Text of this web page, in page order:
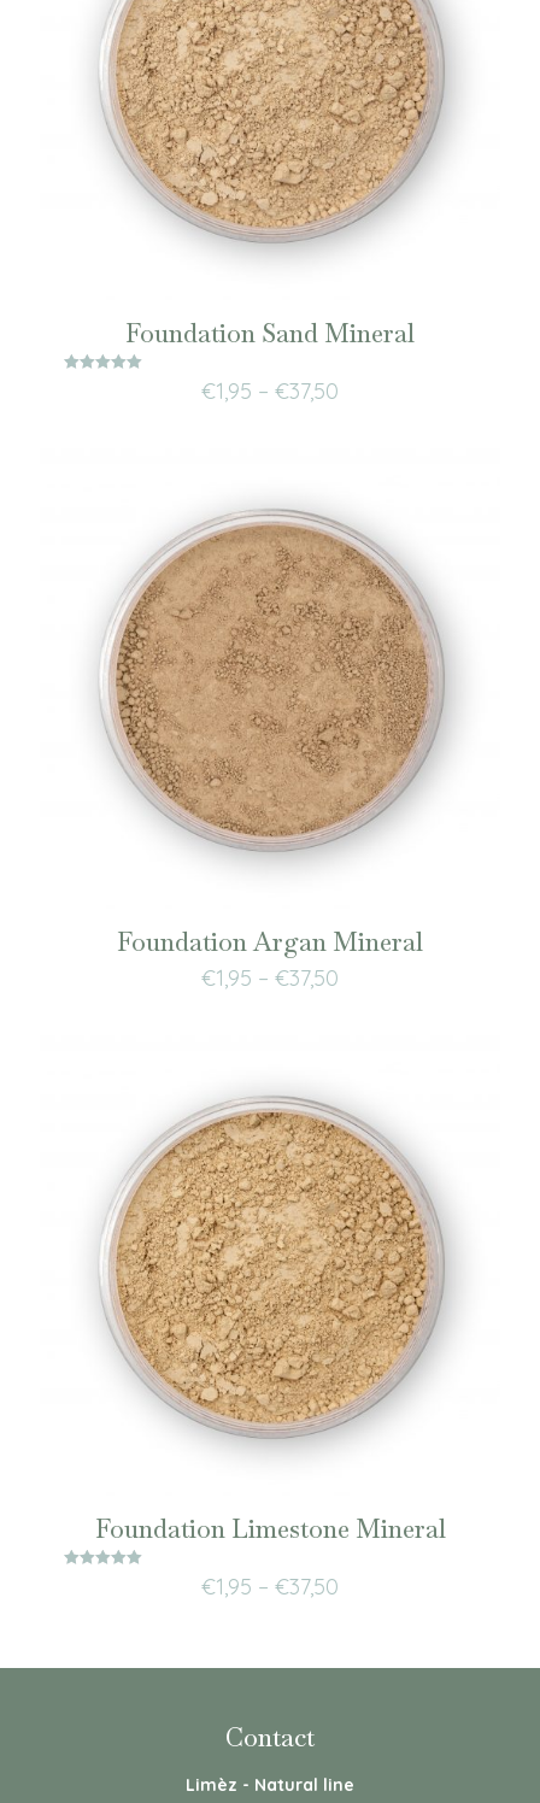
Foundation Sand Mineral
€1,95 – €37,50
Foundation Argan Mineral
€1,95 – €37,50
Foundation Limestone Mineral
€1,95 – €37,50
Contact
Limèz - Natural line